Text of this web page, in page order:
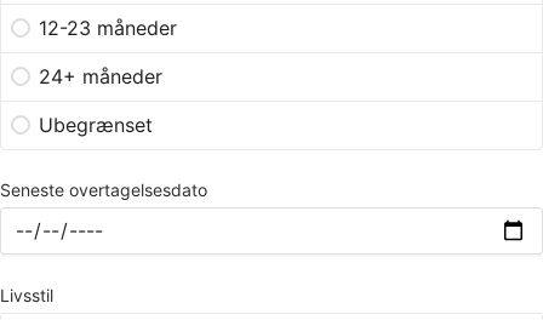
12-23 måneder
24+ måneder
Ubegrænset
Seneste overtagelsesdato
Livsstil